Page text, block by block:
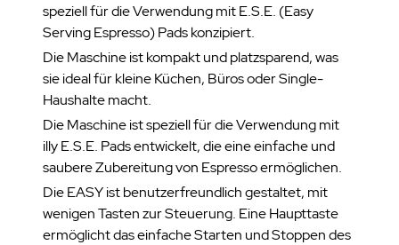
speziell für die Verwendung mit E.S.E. (Easy
Serving Espresso) Pads konzipiert.
Die Maschine ist kompakt und platzsparend, was
sie ideal für kleine Küchen, Büros oder Single-
Haushalte macht.
Die Maschine ist speziell für die Verwendung mit
illy E.S.E. Pads entwickelt, die eine einfache und
saubere Zubereitung von Espresso ermöglichen.
Die EASY ist benutzerfreundlich gestaltet, mit
wenigen Tasten zur Steuerung. Eine Haupttaste
ermöglicht das einfache Starten und Stoppen des